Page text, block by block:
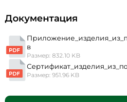
Документация
в
Размер: 832.10 KB
Размер: 951.96 KB